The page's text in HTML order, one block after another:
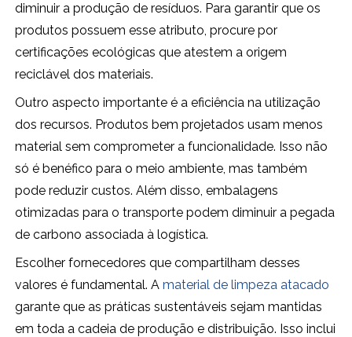
diminuir a produção de resíduos. Para garantir que os
produtos possuem esse atributo, procure por
certificações ecológicas que atestem a origem
reciclável dos materiais.
Outro aspecto importante é a eficiência na utilização
dos recursos. Produtos bem projetados usam menos
material sem comprometer a funcionalidade. Isso não
só é benéfico para o meio ambiente, mas também
pode reduzir custos. Além disso, embalagens
otimizadas para o transporte podem diminuir a pegada
de carbono associada à logística.
Escolher fornecedores que compartilham desses
valores é fundamental. Amaterial de limpeza atacado
garante que as práticas sustentáveis sejam mantidas
em toda a cadeia de produção e distribuição. Isso inclui